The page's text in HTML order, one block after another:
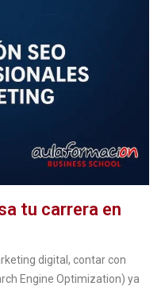
tu carrera en
digital, contar con
Engine Optimization) ya